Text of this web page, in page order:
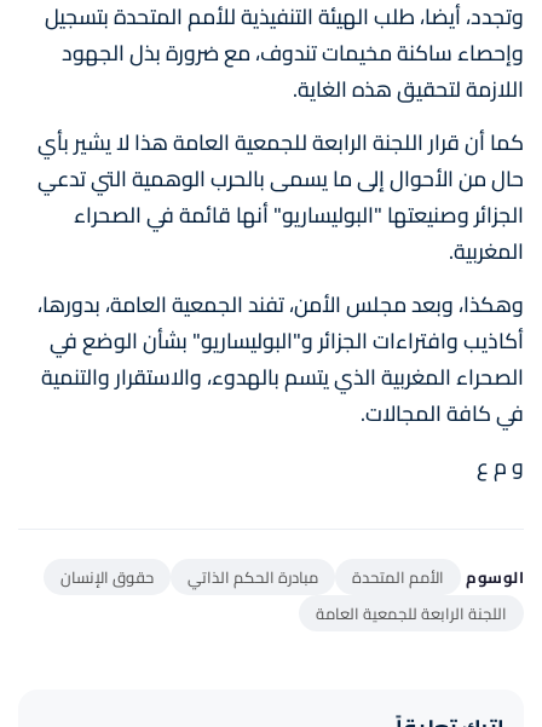
وتجدد، أيضا، طلب الهيئة التنفيذية للأمم المتحدة بتسجيل
وإحصاء ساكنة مخيمات تندوف، مع ضرورة بذل الجهود
اللازمة لتحقيق هذه الغاية.
كما أن قرار اللجنة الرابعة للجمعية العامة هذا لا يشير بأي
حال من الأحوال إلى ما يسمى بالحرب الوهمية التي تدعي
الجزائر وصنيعتها "البوليساريو" أنها قائمة في الصحراء
المغربية.
وهكذا، وبعد مجلس الأمن، تفند الجمعية العامة، بدورها،
أكاذيب وافتراءات الجزائر و"البوليساريو" بشأن الوضع في
الصحراء المغربية الذي يتسم بالهدوء، والاستقرار والتنمية
في كافة المجالات.
و م ع
الوسوم الأمم المتحدة مبادرة الحكم الذاتي
حقوق الإنسان
اللجنة الرابعة للجمعية العامة